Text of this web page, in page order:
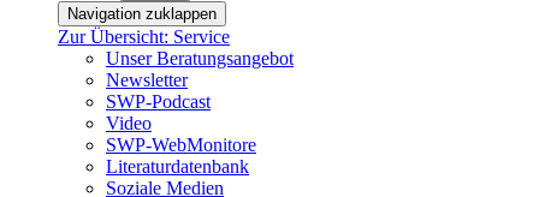
Navigation zuklappen
Zur Übersicht: Service
Unser Beratungsangebot
Newsletter
SWP-Podcast
Video
SWP-WebMonitore
Literaturdatenbank
Soziale Medien